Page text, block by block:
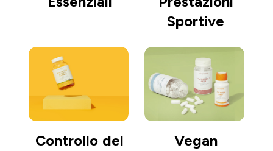
Sportive
Controllo del
Vegan